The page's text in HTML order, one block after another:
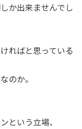
か出来ませんでし
ればと思っている
のか。
という立場、